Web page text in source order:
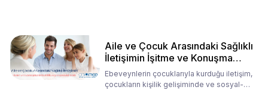
Aile ve Çocuk Arasındaki Sağlıklı
İletişimin İşitme ve Konuşma
Rehabilitasyonundaki Rolü
Ebeveynlerin çocuklarıyla kurduğu iletişim,
çocukların kişilik gelişiminde ve sosyal-